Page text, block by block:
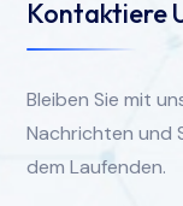
Kontaktiere
Bleiben Sie mit
Nachrichten und
dem Laufenden.